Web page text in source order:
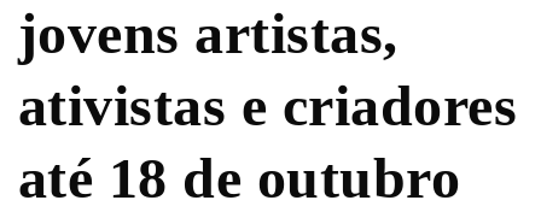
jovens artistas,
ativistas e criadores
até 18 de outubro